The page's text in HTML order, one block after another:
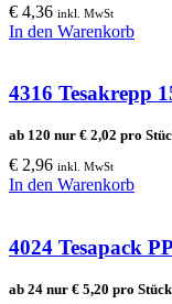
€ 4,36 inkl. MwSt
In den Warenkorb
4316 Tesakrepp
ab 120 nur € 2,02 pro
€ 2,96 inkl. MwSt
In den Warenkorb
4024 Tesapack
ab 24 nur € 5,20 pro